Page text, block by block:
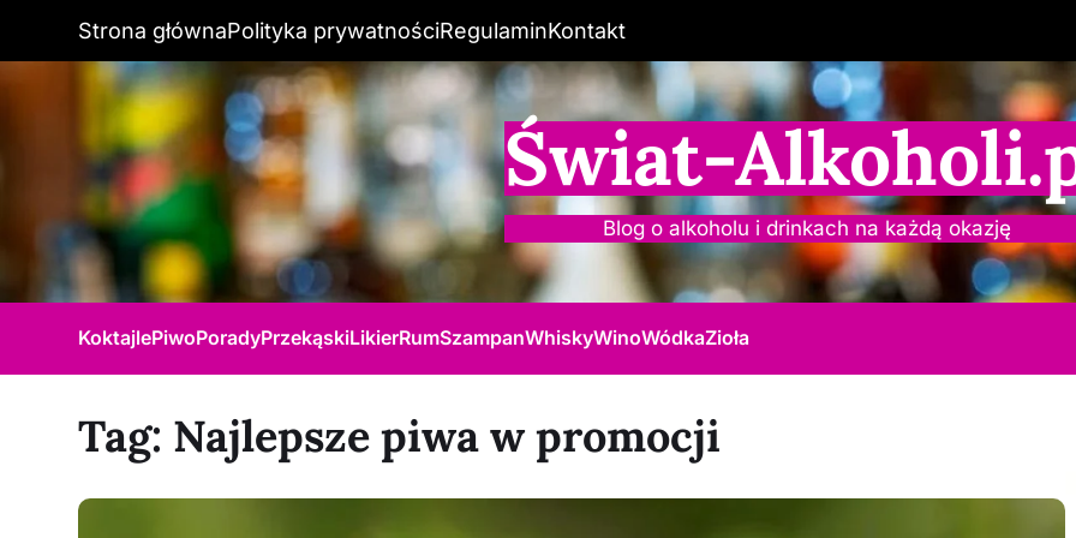
Strona głównaPolityka prywatnościRegulaminKontakt
Świat-
Blog o alkoholu i drinkach na każdą okazję
KoktajlePiwoPoradyPrzekąskiLikierRumSzampanWhiskyWinoWódkaZioła
Tag: Najlepsze piwa w promocji